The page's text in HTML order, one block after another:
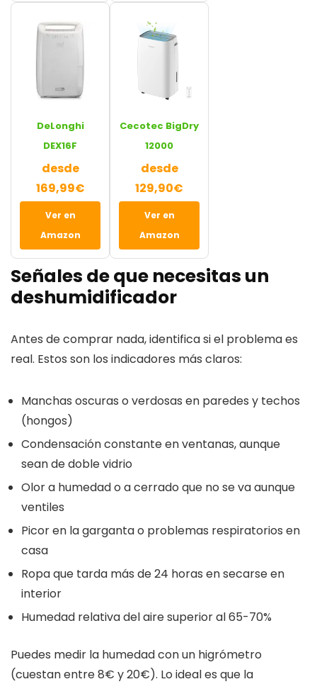
DeLonghi
DEX16F
desde
169,99€
Ver en
Amazon
Cecotec BigDry
12000
desde
129,90€
Ver en
Amazon
Señales de que necesitas un
deshumidificador
Antes de comprar nada, identifica si el problema es
real. Estos son los indicadores más claros:
Manchas oscuras o verdosas en paredes y techos
(hongos)
Condensación constante en ventanas, aunque
sean de doble vidrio
Olor a humedad o a cerrado que no se va aunque
ventiles
Picor en la garganta o problemas respiratorios en
casa
Ropa que tarda más de 24 horas en secarse en
interior
Humedad relativa del aire superior al 65-70%
Puedes medir la humedad con un higrómetro
(cuestan entre 8€ y 20€). Lo ideal es que la